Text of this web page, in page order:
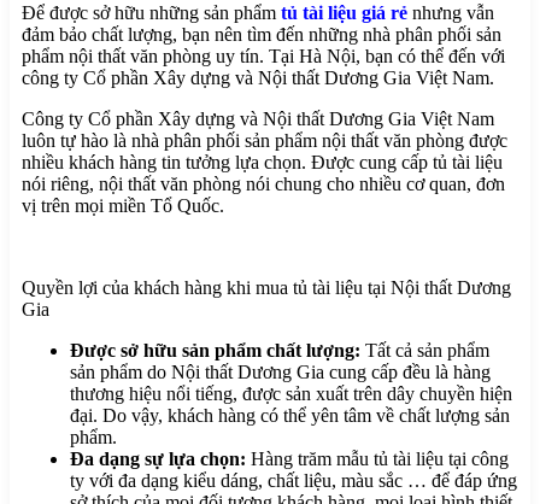
Để được sở hữu những sản phẩm tủ tài liệu giá rẻ nhưng vẫn
đảm bảo chất lượng, bạn nên tìm đến những nhà phân phối sản
phẩm nội thất văn phòng uy tín. Tại Hà Nội, bạn có thể đến với
công ty Cổ phần Xây dựng và Nội thất Dương Gia Việt Nam.
Công ty Cổ phần Xây dựng và Nội thất Dương Gia Việt Nam
luôn tự hào là nhà phân phối sản phẩm nội thất văn phòng được
nhiều khách hàng tin tưởng lựa chọn. Được cung cấp tủ tài liệu
nói riêng, nội thất văn phòng nói chung cho nhiều cơ quan, đơn
vị trên mọi miền Tổ Quốc.
Quyền lợi của khách hàng khi mua tủ tài liệu tại Nội thất Dương
Gia
Được sở hữu sản phẩm chất lượng: Tất cả sản phẩm
sản phẩm do Nội thất Dương Gia cung cấp đều là hàng
thương hiệu nổi tiếng, được sản xuất trên dây chuyền hiện
đại. Do vậy, khách hàng có thể yên tâm về chất lượng sản
phẩm.
Đa dạng sự lựa chọn: Hàng trăm mẫu tủ tài liệu tại công
ty với đa dạng kiểu dáng, chất liệu, màu sắc … để đáp ứng